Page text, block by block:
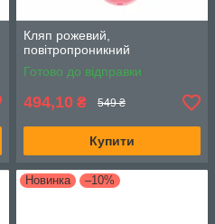
Кляп рожевий,
повітропроникний
Готово до відправки
494,10 ₴ 549 ₴
Купити
Новинка –10%